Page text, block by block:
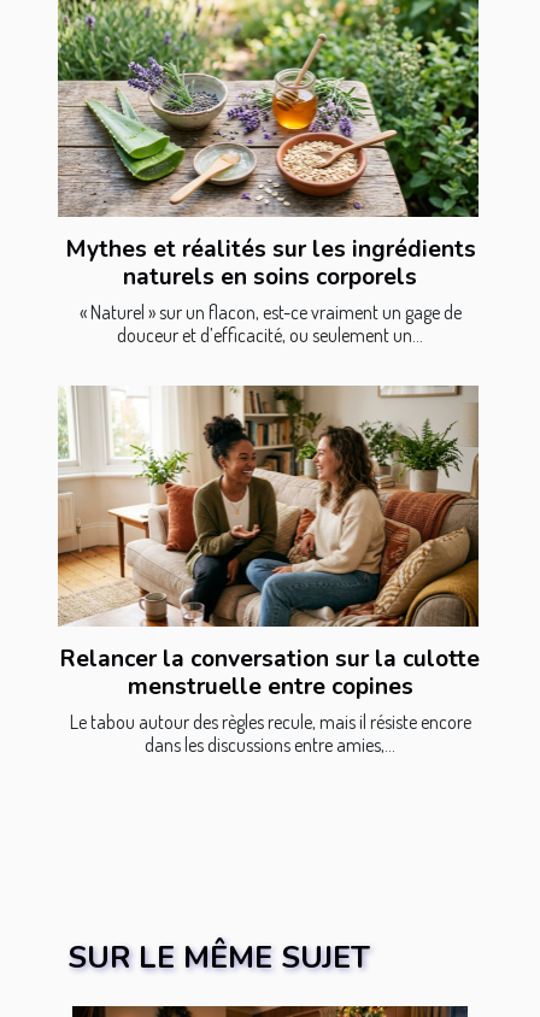
Mythes et réalités sur les ingrédients
naturels en soins corporels
« Naturel » sur un flacon, est-ce vraiment un gage de
douceur et d’efficacité, ou seulement un...
Relancer la conversation sur la culotte
menstruelle entre copines
Le tabou autour des règles recule, mais il résiste encore
dans les discussions entre amies,...
SUR LE MÊME SUJET